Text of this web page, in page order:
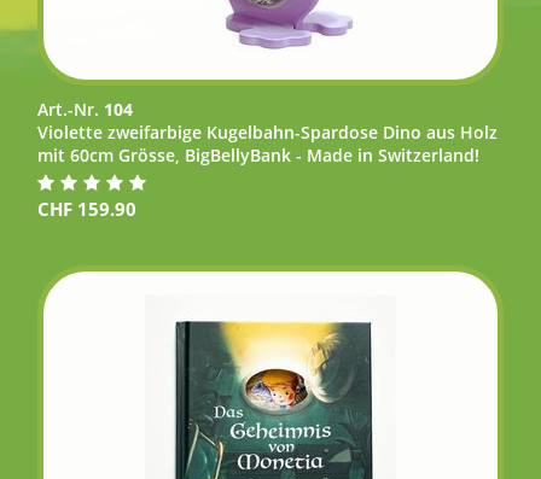
Art.-Nr. 104
Violette zweifarbige Kugelbahn-Spardose Dino aus Holz
mit 60cm Grösse, BigBellyBank - Made in Switzerland!
CHF 159.90